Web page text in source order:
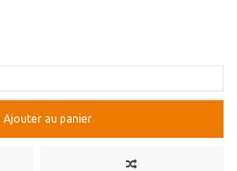
Ajouter au panier